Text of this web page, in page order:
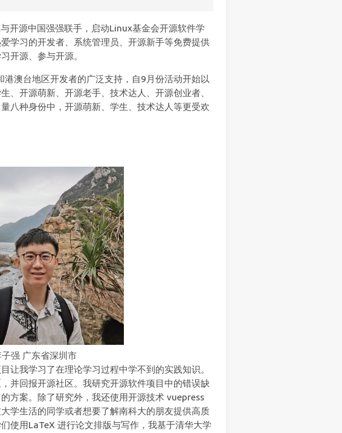
开源中国强强联手，启动Linux基金会开源软件学
学习的开发者、系统管理员、开源新手等免费提供
开源、参与开源。
澳台地区开发者的广泛支持，自9月份活动开始以
、开源萌新、开源老手、技术达人、开源创业者、
八种身份中，开源萌新、学生、技术达人等更受欢
子强 广东省深圳市
让我学习了在理论学习过程中学不到的实践知识。
并回报开源社区。我研究开源软件项目中的错误缺
方案。除了研究外，我还使用开源技术 vuepress
学生活的同学或者想要了解南科大的朋友提供高质
使用LaTeX 进行论文排版与写作，我基于清华大学